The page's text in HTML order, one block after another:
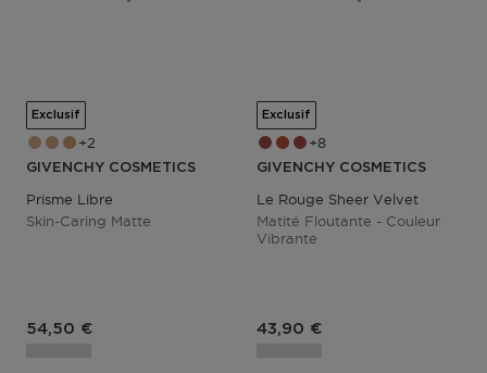
2
Exclusif
GIVENCHY COSMETICS
Prisme Libre
Skin-Caring Matte
Prix du produit
54,50 €
8
Exclusif
GIVENCHY COSMETICS
Le Rouge Sheer Velvet
Matité Floutante - Couleur
Vibrante
Prix du produit
43,90 €